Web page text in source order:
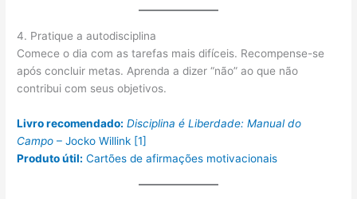
4. Pratique a autodisciplina
Comece o dia com as tarefas mais difíceis. Recompense-se
após concluir metas. Aprenda a dizer “não” ao que não
contribui com seus objetivos.
Livro recomendado: Disciplina é Liberdade: Manual do
Campo – Jocko Willink [1]
Produto útil: Cartões de afirmações motivacionais